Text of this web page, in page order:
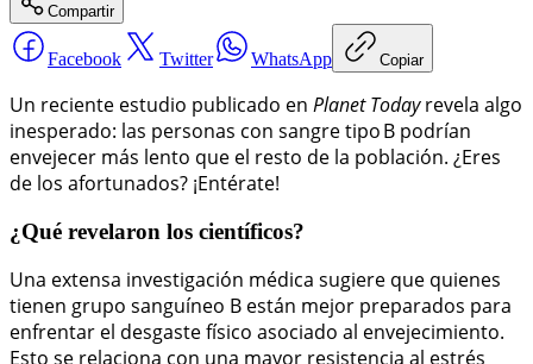
Compartir
Facebook Twitter WhatsApp Copiar
Un reciente estudio publicado en Planet Todayrevela algo
inesperado: las personas con sangre tipo B podrían
envejecer más lento que el resto de la población. ¿Eres
de los afortunados? ¡Entérate!
¿Qué revelaron los científicos?
Una extensa investigación médica sugiere que quienes
tienen grupo sanguíneo B están mejor preparados para
enfrentar el desgaste físico asociado al envejecimiento.
Esto se relaciona con una mayor resistencia al estrés